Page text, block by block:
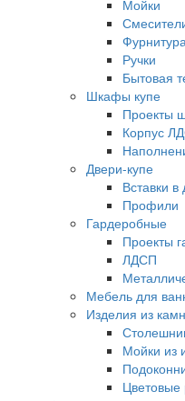
Мойки
Фурнитура
Ручки
Бытовая
Шкафы купе
Проекты
Корпус
Двери-купе
Вставки в
Профили
Гардеробные
Проекты
ЛДСП
Мебель для
Изделия из
Мойки из